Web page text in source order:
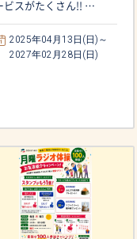
ビスがたくさん!! …
2025年04月13日(日)～
2027年02月28日(日)